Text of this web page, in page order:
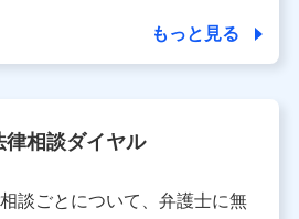
町2-14-10 アーバンネット日本橋
ドコモは、お客さまの情報を利
動原則を順守します 。
もっと見る
律相談ダイヤル
談ごとについて、弁護士に無